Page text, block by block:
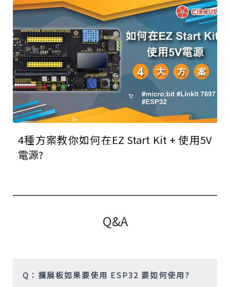
4種方案教你如何在EZ Start Kit + 使用5V
電源?
Q&A
Q：擴展板如果要使用 ESP32 要如何使用?